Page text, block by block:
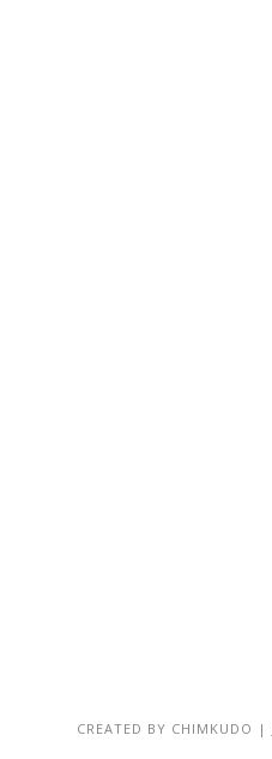
CREATED BY CHIMKUDO |